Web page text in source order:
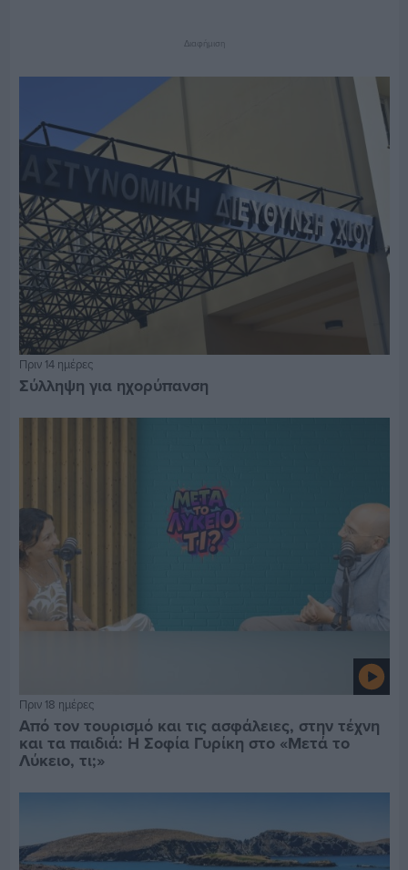
Διαφήμιση
Πριν 14 ημέρες
Σύλληψη για ηχορύπανση
Πριν 18 ημέρες
Από τον τουρισμό και τις ασφάλειες, στην τέχνη
και τα παιδιά: Η Σοφία Γυρίκη στο «Μετά το
Λύκειο, τι;»